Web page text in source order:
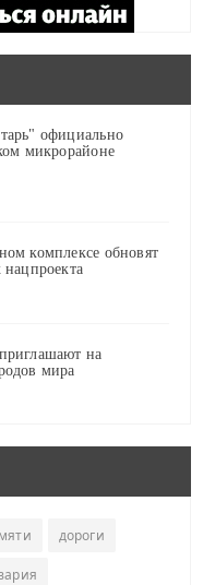
официально
микрорайоне
комплексе обновят
нацпроекта
на
мира
дороги